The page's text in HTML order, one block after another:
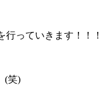
っていきます！！！
(笑)